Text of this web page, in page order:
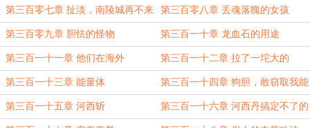
第三百零七章 扯淡，南陵城再不来
了
第三百零八章 丢魂落魄的女孩
第三百零九章 胆怯的怪物 第三百一十章 龙血石的用途
第三百一十一章 他们在海外 第三百一十二章 拉了一坨大的
第三百一十三章 能量体 第三百一十四章 狗胆，敢窃取我能
力
第三百一十五章 河西斩 第三百一十六章 河西丹搞定不了的